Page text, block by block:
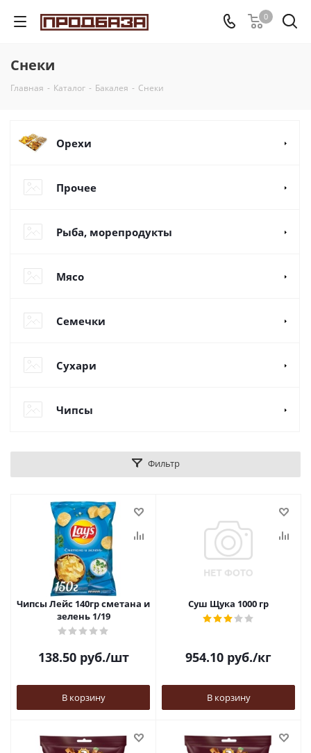
0
Снеки
Главная - Каталог - Бакалея - Снеки
Орехи
Прочее
Рыба, морепродукты
Мясо
Семечки
Сухари
Чипсы
Фильтр
Чипсы Лейс 140гр сметана и
зелень 1/19
138.50руб./шт
В корзину
Суш Щука 1000 гр
954.10 руб./кг
В корзину